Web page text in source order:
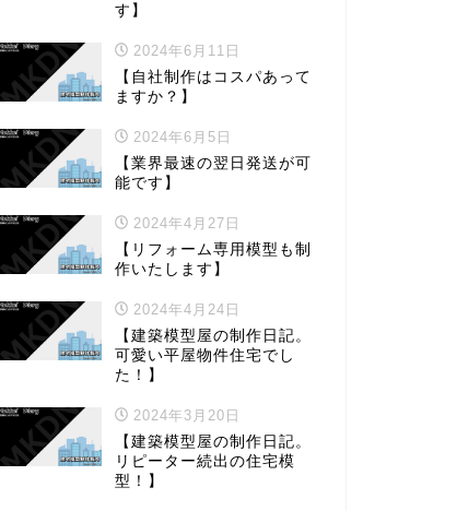
す】
2024年6月11日
【自社制作はコスパあって
ますか？】
2024年6月5日
【業界最速の翌日発送が可
能です】
2024年4月27日
【リフォーム専用模型も制
作いたします】
2024年4月24日
【建築模型屋の制作日記。
可愛い平屋物件住宅でし
た！】
2024年3月20日
【建築模型屋の制作日記。
リピーター続出の住宅模
型！】